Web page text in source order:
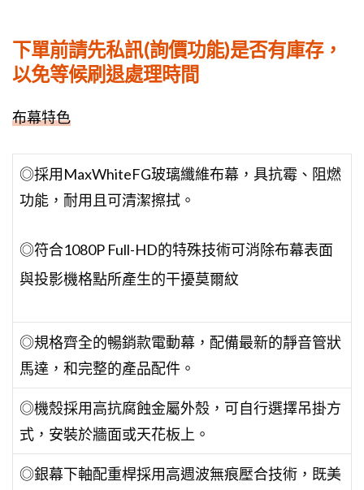
隼
型
幕-
玻
纖
量
下單前請先私訊(詢價功能)是否有庫存，
以免等候刷退處理時間
布幕特色
◎採用MaxWhiteFG玻璃纖維布幕，具抗霉、阻燃
功能，耐用且可清潔擦拭。
◎符合1080P Full-HD的特殊技術可消除布幕表面
與投影機格點所產生的干擾莫爾紋
◎規格齊全的暢銷款電動幕，配備最新的靜音管狀
馬達，和完整的產品配件。
◎機殼採用高抗腐蝕金屬外殼，可自行選擇吊掛方
式，安裝於牆面或天花板上。
◎銀幕下軸配重桿採用高週波無痕壓合技術，既美